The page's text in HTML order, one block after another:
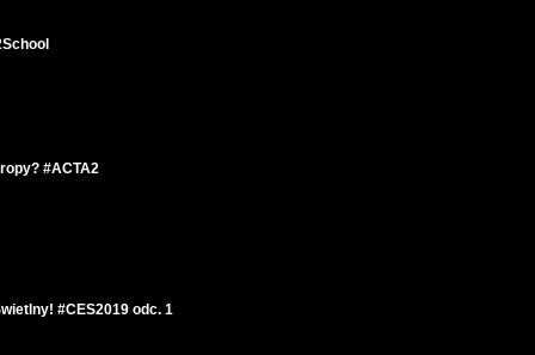
#ACTA2
#CES2019 odc. 1